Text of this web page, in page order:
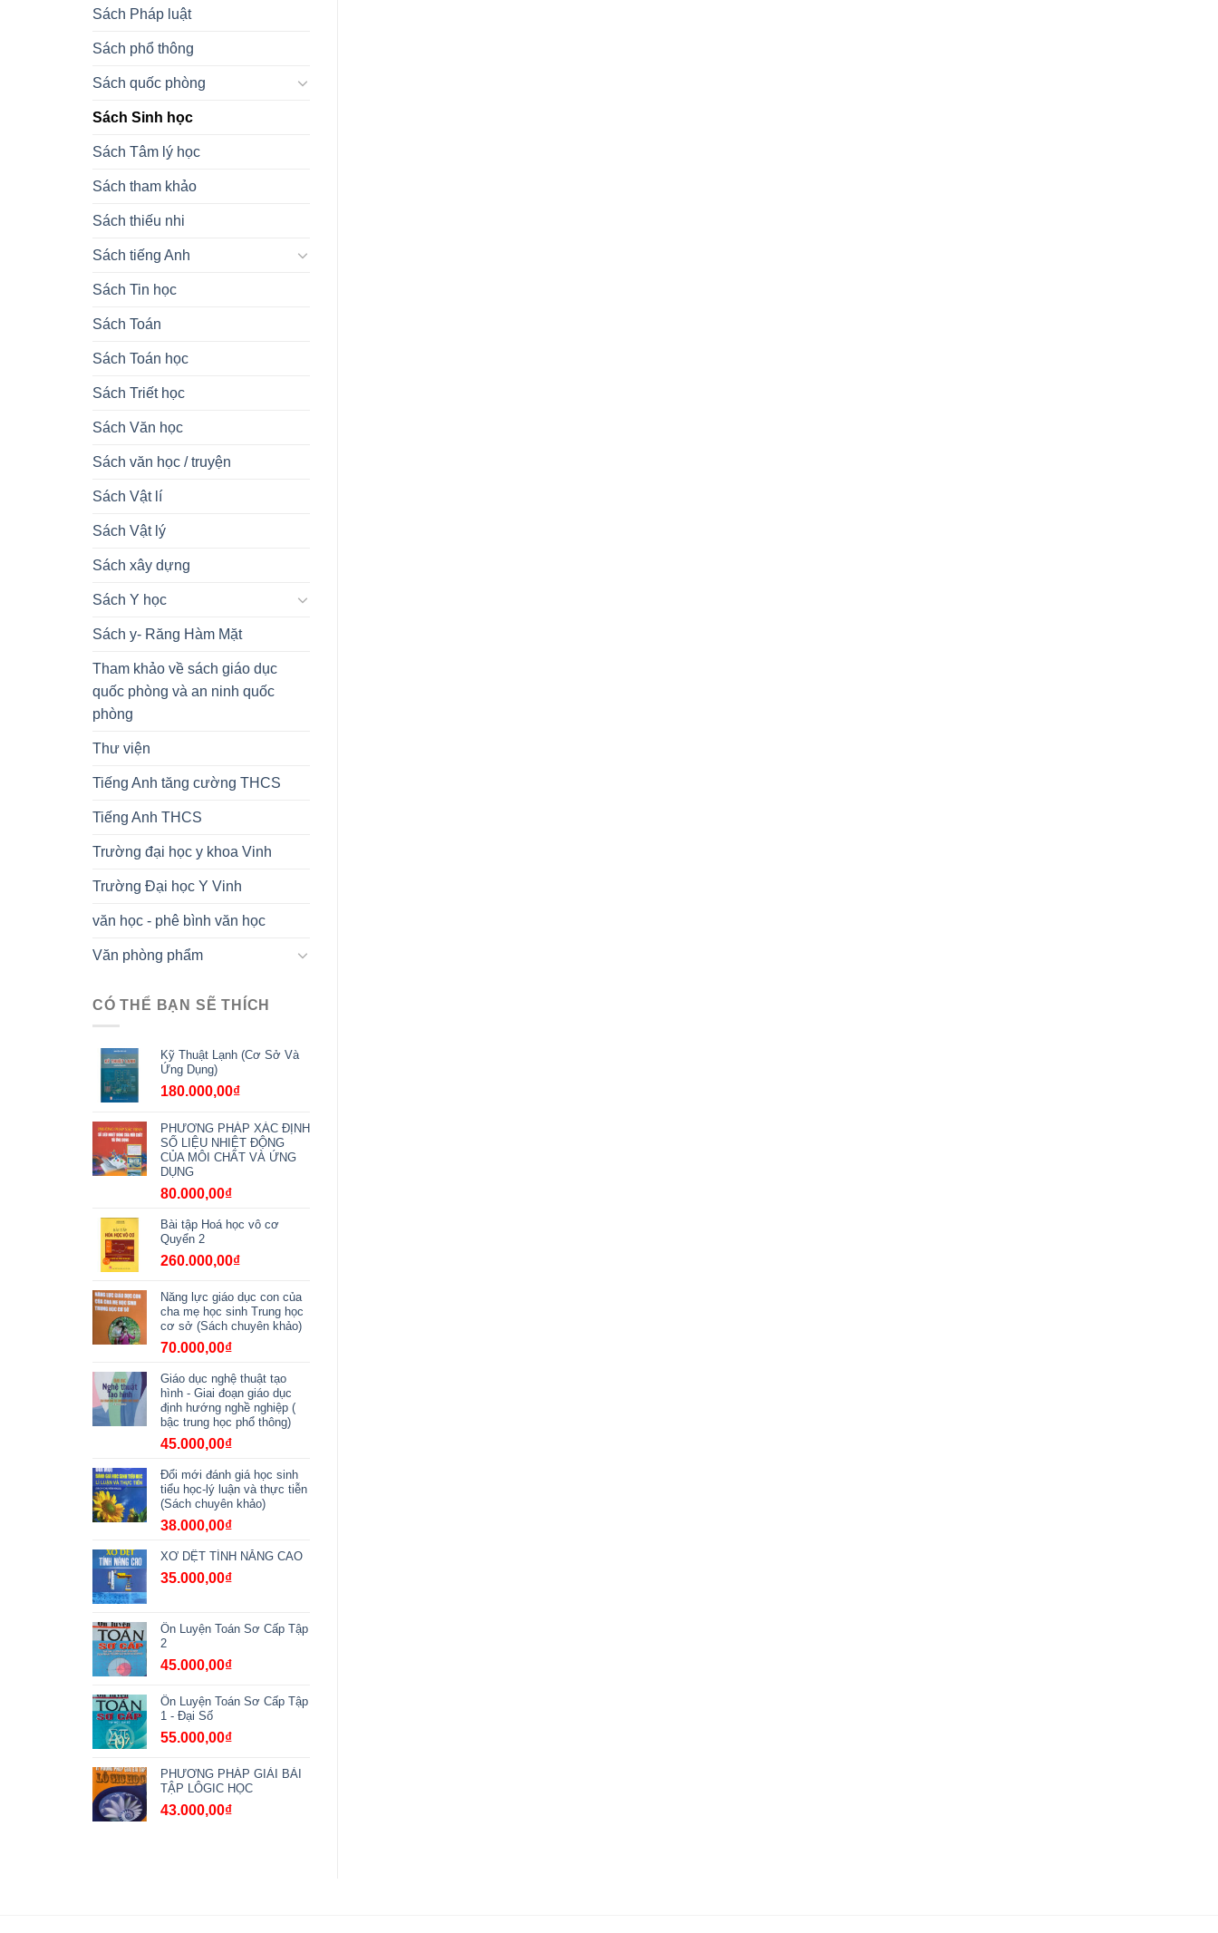
Sách Pháp luật
Sách phổ thông
Sách quốc phòng
Sách Sinh học
Sách Tâm lý học
Sách tham khảo
Sách thiếu nhi
Sách tiếng Anh
Sách Tin học
Sách Toán
Sách Toán học
Sách Triết học
Sách Văn học
Sách văn học / truyện
Sách Vật lí
Sách Vật lý
Sách xây dựng
Sách Y học
Sách y- Răng Hàm Mặt
Tham khảo về sách giáo dục
quốc phòng và an ninh quốc
phòng
Thư viện
Tiếng Anh tăng cường THCS
Tiếng Anh THCS
Trường đại học y khoa Vinh
Trường Đại học Y Vinh
văn học - phê bình văn học
Văn phòng phẩm
CÓ THỂ BẠN SẼ THÍCH
Kỹ Thuật Lạnh (Cơ Sở Và
Ứng Dụng)
180.000,00₫
PHƯƠNG PHÁP XÁC ĐỊNH
SỐ LIỆU NHIỆT ĐỘNG
CỦA MÔI CHẤT VÀ ỨNG
DỤNG
80.000,00₫
Bài tập Hoá học vô cơ
Quyển 2
260.000,00₫
Năng lực giáo dục con của
cha mẹ học sinh Trung học
cơ sở (Sách chuyên khảo)
70.000,00₫
Giáo dục nghệ thuật tạo
hình - Giai đoạn giáo dục
định hướng nghề nghiệp (
bậc trung học phổ thông)
45.000,00₫
Đổi mới đánh giá học sinh
tiểu học-lý luận và thực tiễn
(Sách chuyên khảo)
38.000,00₫
XƠ DỆT TÍNH NĂNG CAO
35.000,00₫
Ôn Luyện Toán Sơ Cấp Tập
2
45.000,00₫
Ôn Luyện Toán Sơ Cấp Tập
1 - Đại Số
55.000,00₫
PHƯƠNG PHÁP GIẢI BÀI
TẬP LÔGIC HỌC
43.000,00₫